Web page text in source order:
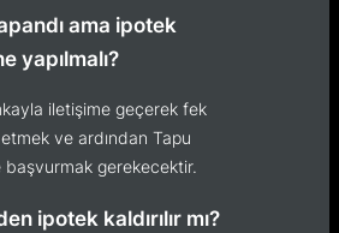
ama ipotek
yapılmalı?
iletişime geçerek fek
etmek ve ardından Tapu
başvurmak gerekecektir.
ipotek kaldırılır mı?